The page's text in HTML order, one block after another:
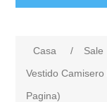
Casa / Sale
Vestido
Pagina)